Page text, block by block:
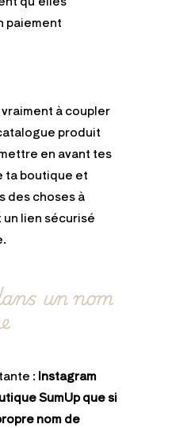
paiement
à coupler
produit
en avant tes
ta boutique et
des choses à
lien sécurisé
un nom
: Instagram
SumUp que si
nom de